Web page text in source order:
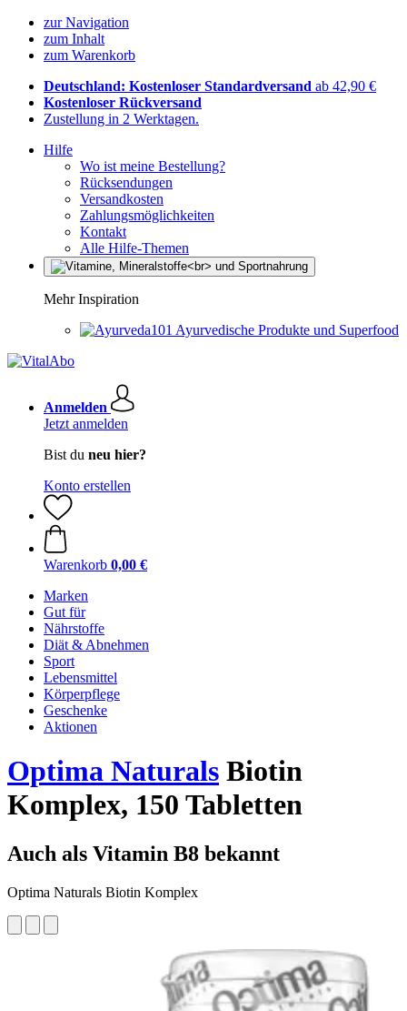
zur Navigation
zum Inhalt
zum Warenkorb
Deutschland: Kostenloser Standardversand ab 42,90 €
Kostenloser Rückversand
Zustellung in 2 Werktagen.
Hilfe
Wo ist meine Bestellung?
Rücksendungen
Versandkosten
Zahlungsmöglichkeiten
Kontakt
Alle Hilfe-Themen
Mehr Inspiration
Ayurvedische Produkte und Superfood
Anmelden
Jetzt anmelden
Bist du neu hier?
Konto erstellen
Warenkorb 0,00 €
Marken
Gut für
Nährstoffe
Diät & Abnehmen
Sport
Lebensmittel
Körperpflege
Geschenke
Aktionen
Optima Naturals Biotin
Komplex, 150 Tabletten
Auch als Vitamin B8 bekannt
Optima Naturals Biotin Komplex